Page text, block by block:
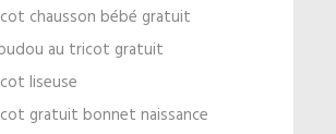
chausson bébé gratuit
au tricot gratuit
liseuse
gratuit bonnet naissance